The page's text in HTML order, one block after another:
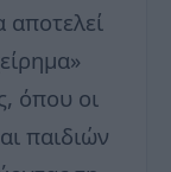
αποτελεί
όπου οι
παιδιών